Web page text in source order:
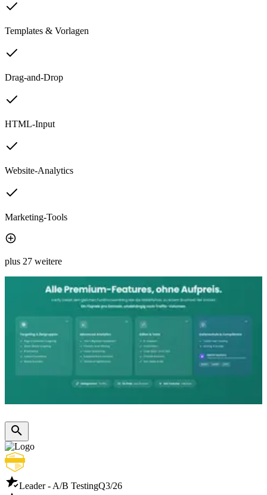
Templates & Vorlagen
Drag-and-Drop
HTML-Input
Website-Analytics
Marketing-Tools
plus 27 weitere
Leader - A/B TestingQ3/26